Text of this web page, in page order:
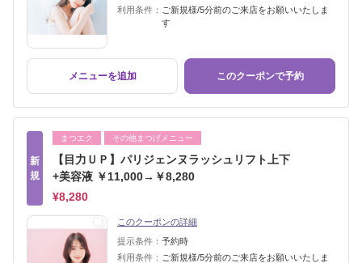
利用条件： ご新規様/5分前のご来店をお願いいたしま
す
メニューを追加 このクーポンで予約
新
規
まつエク その他まつげメニュー
【目力ＵＰ】パリジェンヌラッシュリフト上下
+美容液 ￥11,000→￥8,280
¥8,280
このクーポンの詳細
提示条件： 予約時
利用条件： ご新規様/5分前のご来店をお願いいたしま